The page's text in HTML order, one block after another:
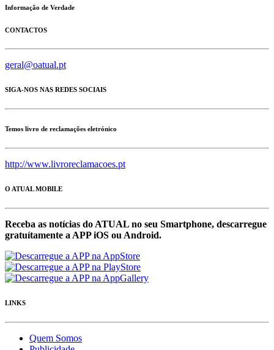
Informação de Verdade
CONTACTOS
geral@oatual.pt
SIGA-NOS NAS REDES SOCIAIS
Temos livro de reclamações eletrónico
http://www.livroreclamacoes.pt
O ATUAL MOBILE
Receba as notícias do ATUAL no seu Smartphone, descarregue
gratuítamente a APP iOS ou Android.
LINKS
Quem Somos